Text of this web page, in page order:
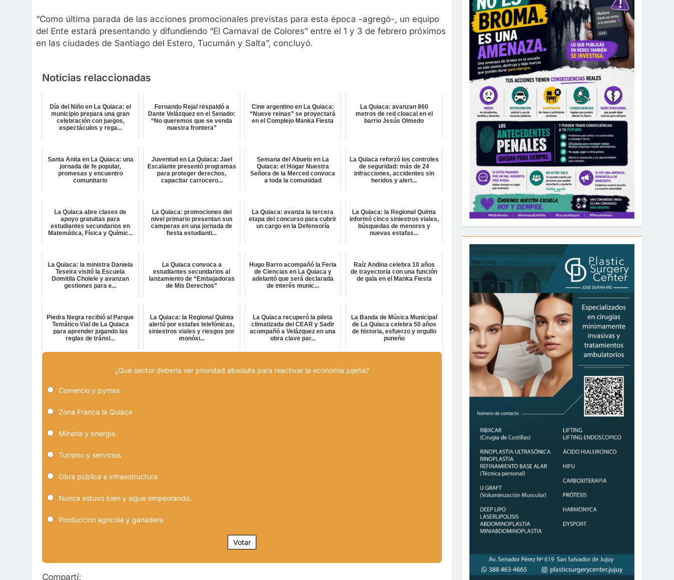
“Como última parada de las acciones promocionales previstas para esta época -agregó-, un equipo
del Ente estará presentando y difundiendo “El Carnaval de Colores” entre el 1 y 3 de febrero próximos
en las ciudades de Santiago del Estero, Tucumán y Salta”, concluyó.
Noticias relaccionadas
Día del Niño en La Quiaca: el
municipio prepara una gran
celebración con juegos,
espectáculos y rega...
Fernando Rejal respaldó a
Dante Velázquez en el Senado:
“No queremos que se venda
nuestra frontera”
Cine argentino en La Quiaca:
“Nueve reinas” se proyectará
en el Complejo Manka Fiesta
La Quiaca: avanzan 860
metros de red cloacal en el
barrio Jesús Olmedo
Santa Anita en La Quiaca: una
jornada de fe popular,
promesas y encuentro
comunitario
Juventud en La Quiaca: Jael
Escalante presentó programas
para proteger derechos,
capacitar carrocero...
Semana del Abuelo en La
Quiaca: el Hogar Nuestra
Señora de la Merced convoca
a toda la comunidad
La Quiaca reforzó los controles
de seguridad: más de 24
infracciones, accidentes sin
heridos y alert...
La Quiaca abre clases de
apoyo gratuitas para
estudiantes secundarios en
Matemática, Física y Químic...
La Quiaca: promociones del
nivel primario presentan sus
camperas en una jornada de
fiesta estudianti...
La Quiaca: avanza la tercera
etapa del concurso para cubrir
un cargo en la Defensoría
La Quiaca: la Regional Quinta
informó cinco siniestros viales,
búsquedas de menores y
nuevas estafas...
La Quiaca: la ministra Daniela
Teseira visitó la Escuela
Domitila Cholele y avanzan
gestiones para e...
La Quiaca convoca a
estudiantes secundarios al
lanzamiento de “Embajadoras
de Mis Derechos”
Hugo Barro acompañó la Feria
de Ciencias en La Quiaca y
adelantó que será declarada
de interés munic...
Raíz Andina celebra 10 años
de trayectoria con una función
de gala en el Manka Fiesta
Piedra Negra recibió al Parque
Temático Vial de La Quiaca
para aprender jugando las
reglas de tránsi...
La Quiaca: la Regional Quinta
alertó por estafas telefónicas,
siniestros viales y riesgos por
monóxi...
La Quiaca recuperó la pileta
climatizada del CEAR y Sadir
acompañó a Velázquez en una
obra clave par...
La Banda de Música Municipal
de La Quiaca celebra 50 años
de historia, esfuerzo y orgullo
puneño
¿Qué sector debería ser prioridad absoluta para reactivar la economía jujeña?
Comercio y pymes
Zona Franca la Quiaca
Minería y energía.
Turismo y servicios
Obra pública e infraestructura
Nunca estuvo bien y sigue empeorando.
Producción agrícola y ganadera
Votar
Compartí: